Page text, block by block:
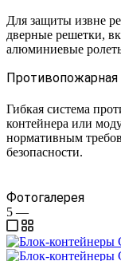
Для защиты извне
дверные решетки,
алюминиевые
Противопожарная
Гибкая система
контейнера или
нормативным
безопасности.
Фотогалерея
5 —